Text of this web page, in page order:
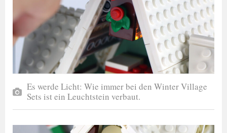
Es werde Licht: Wie immer bei den Winter Village
Sets ist ein Leuchtstein verbaut.